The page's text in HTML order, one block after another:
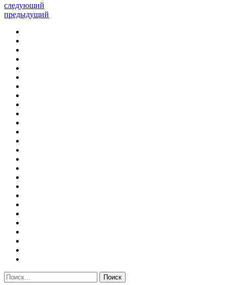
следующий
предыдущий